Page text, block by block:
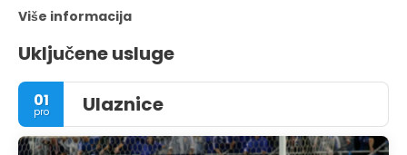
Više informacija
Uključene usluge
01
pro Ulaznice